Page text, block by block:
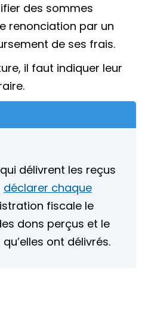
des sommes
renonciation par un
de ses frais.
il faut indiquer leur
délivrent les reçus
déclarer chaque
fiscale le
dons perçus et le
ont délivrés.